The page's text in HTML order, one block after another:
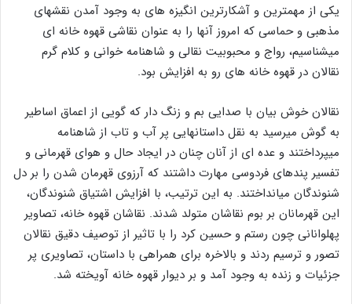
یکی از مهمترین و آشکارترین انگیزه های به وجود آمدن نقشهای
مذهبی و حماسی که امروز آنها را به عنوان نقاشی قهوه خانه ای
میشناسیم، رواج و محبوبیت نقالی و شاهنامه خوانی و کلام گرم
نقالان در قهوه خانه های رو به افزایش بود.
نقالان خوش بیان با صدایی بم و زنگ دار که گویی از اعماق اساطیر
به گوش میرسید به نقل داستانهایی پر آب و تاب از شاهنامه
میپرداختند و عده ای از آنان چنان در ایجاد حال و هوای قهرمانی و
تفسیر پندهای فردوسی مهارت داشتند که آرزوی قهرمان شدن را بر دل
شنوندگان میانداختند. به این ترتیب، با افزایش اشتیاق شنوندگان،
این قهرمانان بر بوم نقاشان متولد شدند. نقاشان قهوه خانه، تصاویر
پهلوانانی چون رستم و حسین کرد را با تاثیر از توصیف دقیق نقالان
تصور و ترسیم ردند و بالاخره برای همراهی با داستان، تصاویری پر
جزئیات و زنده به وجود آمد و بر دیوار قهوه خانه آویخته شد.